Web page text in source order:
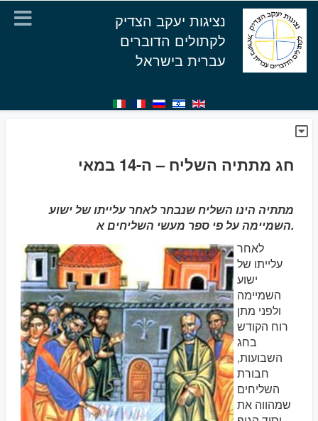
נציגות יעקב הצדיק
לקתולים הדוברים
עברית בישראל
חג מתתיה השליח – ה-14 במאי
מתתיה הינו השליח שנבחר לאחר עלייתו של ישוע
השמיימה על פי ספר מעשי השליחים א.
לאחר
עלייתו של
ישוע
השמיימה
ולפני מתן
רוח הקודש
בחג
השבועות,
חבורת
השליחים
שמהווה את